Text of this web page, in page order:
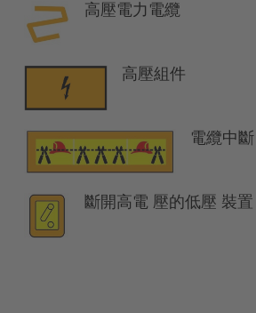
高壓電力電纜
高壓組件
電纜中斷
斷開高電 壓的低壓 裝置